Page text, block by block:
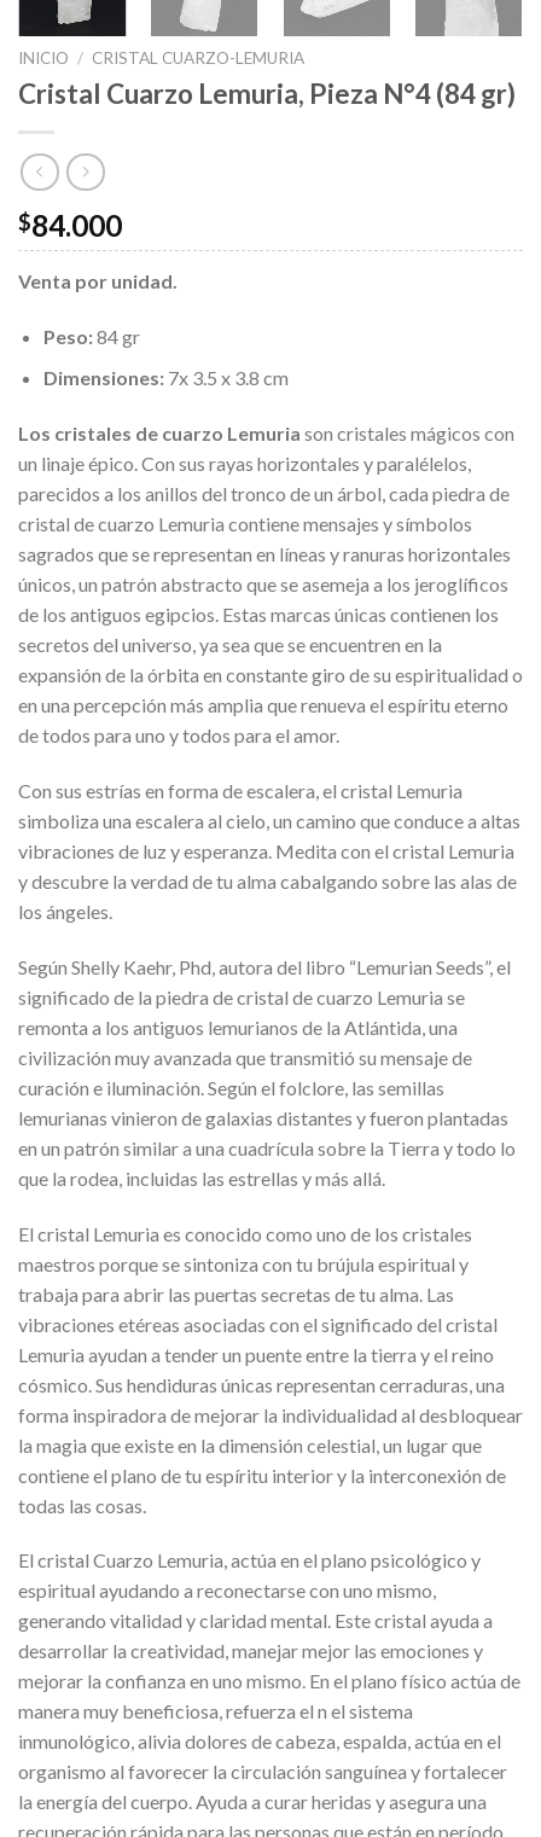
INICIO / CRISTAL CUARZO-LEMURIA
Cristal Cuarzo Lemuria, Pieza N°4 (84 gr)
$84.000
Venta por unidad.
Peso:84 gr
Dimensiones: 7x 3.5 x 3.8 cm
Los cristales de cuarzo Lemuria son cristales mágicos con
un linaje épico. Con sus rayas horizontales y paralélelos,
parecidos a los anillos del tronco de un árbol, cada piedra de
cristal de cuarzo Lemuria contiene mensajes y símbolos
sagrados que se representan en líneas y ranuras horizontales
únicos, un patrón abstracto que se asemeja a los jeroglíficos
de los antiguos egipcios. Estas marcas únicas contienen los
secretos del universo, ya sea que se encuentren en la
expansión de la órbita en constante giro de su espiritualidad o
en una percepción más amplia que renueva el espíritu eterno
de todos para uno y todos para el amor.
Con sus estrías en forma de escalera, el cristal Lemuria
simboliza una escalera al cielo, un camino que conduce a altas
vibraciones de luz y esperanza. Medita con el cristal Lemuria
y descubre la verdad de tu alma cabalgando sobre las alas de
los ángeles.
Según Shelly Kaehr, Phd, autora del libro “Lemurian Seeds”, el
significado de la piedra de cristal de cuarzo Lemuria se
remonta a los antiguos lemurianos de la Atlántida, una
civilización muy avanzada que transmitió su mensaje de
curación e iluminación. Según el folclore, las semillas
lemurianas vinieron de galaxias distantes y fueron plantadas
en un patrón similar a una cuadrícula sobre la Tierra y todo lo
que la rodea, incluidas las estrellas y más allá.
El cristal Lemuria es conocido como uno de los cristales
maestros porque se sintoniza con tu brújula espiritual y
trabaja para abrir las puertas secretas de tu alma. Las
vibraciones etéreas asociadas con el significado del cristal
Lemuria ayudan a tender un puente entre la tierra y el reino
cósmico. Sus hendiduras únicas representan cerraduras, una
forma inspiradora de mejorar la individualidad al desbloquear
la magia que existe en la dimensión celestial, un lugar que
contiene el plano de tu espíritu interior y la interconexión de
todas las cosas.
El cristal Cuarzo Lemuria, actúa en el plano psicológico y
espiritual ayudando a reconectarse con uno mismo,
generando vitalidad y claridad mental. Este cristal ayuda a
desarrollar la creatividad, manejar mejor las emociones y
mejorar la confianza en uno mismo. En el plano físico actúa de
manera muy beneficiosa, refuerza el n el sistema
inmunológico, alivia dolores de cabeza, espalda, actúa en el
organismo al favorecer la circulación sanguínea y fortalecer
la energía del cuerpo. Ayuda a curar heridas y asegura una
recuperación rápida para las personas que están en período